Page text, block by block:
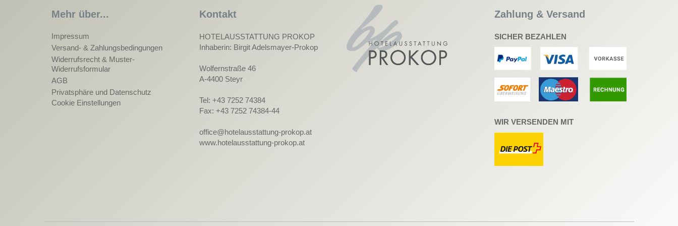
Mehr über...
Impressum
Versand- & Zahlungsbedingungen
Widerrufsrecht & Muster-
Widerrufsformular
AGB
Privatsphäre und Datenschutz
Cookie Einstellungen
Kontakt
HOTELAUSSTATTUNG PROKOP
Inhaberin: Birgit Adelsmayer-Prokop
Wolfernstraße 46
A-4400 Steyr
Tel: +43 7252 74384
Fax: +43 7252 74384-44
office@hotelausstattung-prokop.at
www.hotelausstattung-prokop.at
Zahlung & Versand
SICHER BEZAHLEN
WIR VERSENDEN MIT